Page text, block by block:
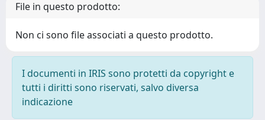
File in questo prodotto:
Non ci sono file associati a questo prodotto.
I documenti in IRIS sono protetti da copyright e
tutti i diritti sono riservati, salvo diversa
indicazione